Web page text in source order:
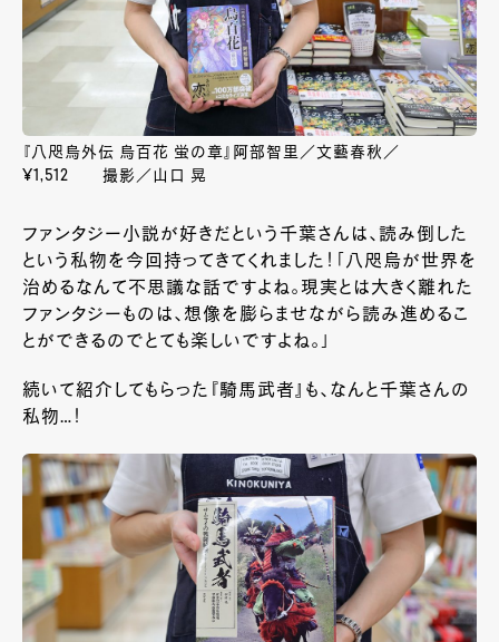
『八咫烏外伝 烏百花 蛍の章』阿部智里／文藝春秋／
¥1,512 撮影／山口 晃
ファンタジー小説が好きだという千葉さんは、読み倒した
という私物を今回持ってきてくれました！「八咫烏が世界を
治めるなんて不思議な話ですよね。現実とは大きく離れた
ファンタジーものは、想像を膨らませながら読み進めるこ
とができるのでとても楽しいですよね。」
続いて紹介してもらった『騎馬武者』も、なんと千葉さんの
私物…！